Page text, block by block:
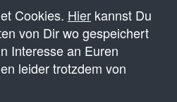
Cookies. Hier kannst Du
von Dir wo gespeichert
Interesse an Euren
leider trotzdem von